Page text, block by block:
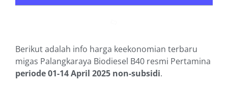
Berikut adalah info harga keekonomian terbaru
migas Palangkaraya Biodiesel B40 resmi Pertamina
periode 01-14 April 2025 non-subsidi.